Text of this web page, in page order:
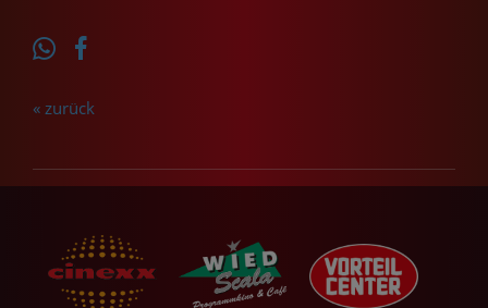
« zurück